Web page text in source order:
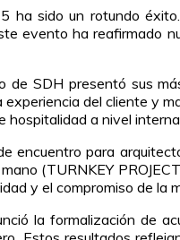
ha sido un rotundo
evento ha reafirmado
de SDH presentó sus
del cliente y
a nivel
encuentro para
(TURNKEY
y el compromiso de la
la formalización de